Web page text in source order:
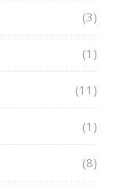
(3)
(1)
(11)
(1)
(8)